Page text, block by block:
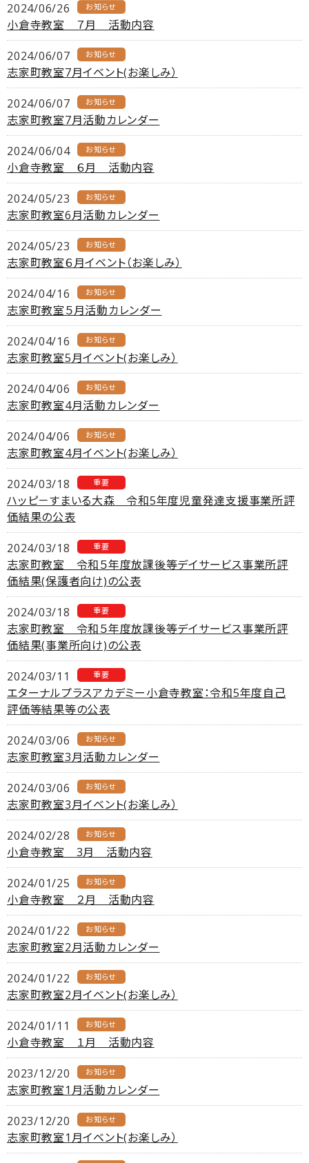
2024/06/26 お知らせ
小倉寺教室 ７月 活動内容
2024/06/07 お知らせ
志家町教室7月イベント(お楽しみ）
2024/06/07 お知らせ
志家町教室7月活動カレンダー
2024/06/04 お知らせ
小倉寺教室 ６月 活動内容
2024/05/23 お知らせ
志家町教室6月活動カレンダー
2024/05/23 お知らせ
志家町教室６月イベント（お楽しみ）
2024/04/16 お知らせ
志家町教室５月活動カレンダー
2024/04/16 お知らせ
志家町教室5月イベント(お楽しみ）
2024/04/06 お知らせ
志家町教室4月活動カレンダー
2024/04/06 お知らせ
志家町教室4月イベント(お楽しみ）
2024/03/18 重要
ハッピ－すまいる大森 令和5年度児童発達支援事業所評
価結果の公表
2024/03/18 重要
志家町教室 令和５年度放課後等デイサービス事業所評
価結果(保護者向け)の公表
2024/03/18 重要
志家町教室 令和５年度放課後等デイサービス事業所評
価結果(事業所向け)の公表
2024/03/11 重要
エターナルプラスアカデミー小倉寺教室：令和5年度自己
評価等結果等の公表
2024/03/06 お知らせ
志家町教室3月活動カレンダー
2024/03/06 お知らせ
志家町教室3月イベント(お楽しみ）
2024/02/28 お知らせ
小倉寺教室 3月 活動内容
2024/01/25 お知らせ
小倉寺教室 ２月 活動内容
2024/01/22 お知らせ
志家町教室2月活動カレンダー
2024/01/22 お知らせ
志家町教室2月イベント(お楽しみ）
2024/01/11 お知らせ
小倉寺教室 １月 活動内容
2023/12/20 お知らせ
志家町教室1月活動カレンダー
2023/12/20 お知らせ
志家町教室1月イベント(お楽しみ）